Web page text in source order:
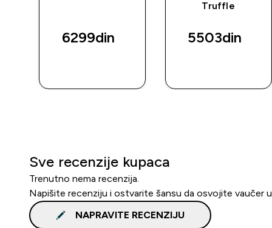
6299din‎
Truffle
5503din‎
Sve recenzije kupaca
Trenutno nema recenzija.
Napišite recenziju i ostvarite šansu da osvojite vaučer
NAPRAVITE RECENZIJU